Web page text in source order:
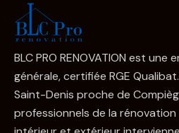
BLC PRO RENOVATION est
générale, certifiée RGE
Saint-Denis proche de
professionnels de la rénovation